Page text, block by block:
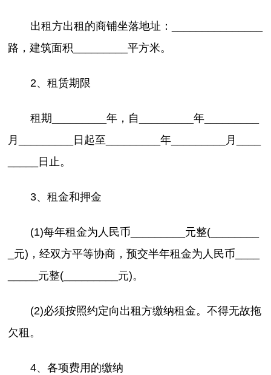
出租方出租的商铺坐落地址：_______________
路，建筑面积_________平方米。
2、租赁期限
租期_________年，自_________年_________
月_________日起至_________年_________月____
_____日止。
3、租金和押金
(1)每年租金为人民币_________元整(________
_元)，经双方平等协商，预交半年租金为人民币____
_____元整(_________元)。
(2)必须按照约定向出租方缴纳租金。不得无故拖
欠租。
4、各项费用的缴纳